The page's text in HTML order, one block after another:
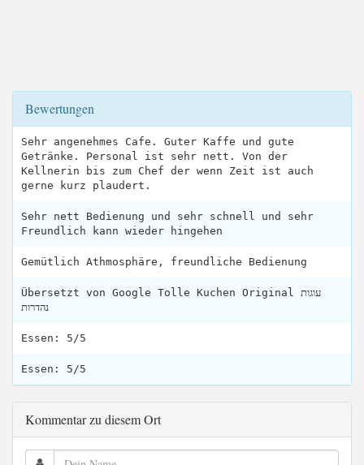
Bewertungen
Sehr angenehmes Cafe. Guter Kaffe und gute
Getränke. Personal ist sehr nett. Von der
Kellnerin bis zum Chef der wenn Zeit ist auch
gerne kurz plaudert.
Sehr nett Bedienung und sehr schnell und sehr
Freundlich kann wieder hingehen
Gemütlich Athmosphäre, freundliche Bedienung
Übersetzt von Google Tolle Kuchen Original עוגות
נהדרות
Essen: 5/5
Essen: 5/5
Kommentar zu diesem Ort